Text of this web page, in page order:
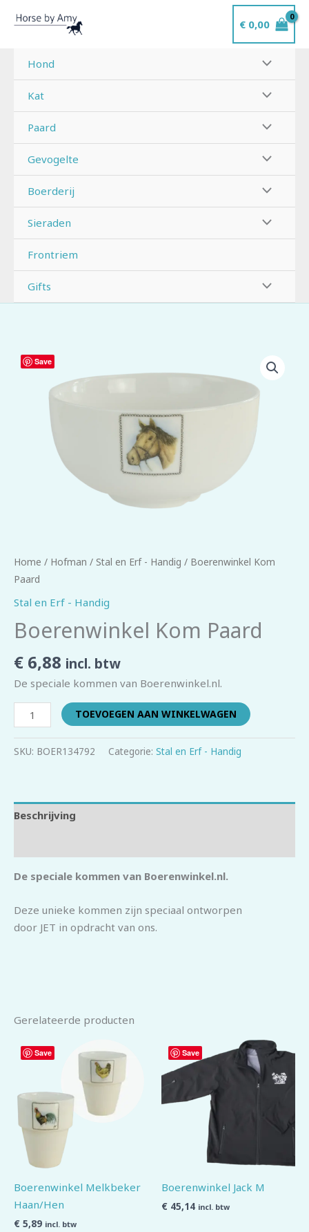
naar
inhoud
€0,00
Hond
Kat
Paard
Gevogelte
Boerderij
Sieraden
Frontriem
Gifts
Save
Home / Hofman / Stal en Erf - Handig / Boerenwinkel Kom
Paard
Stal en Erf - Handig
Boerenwinkel Kom Paard
€ 6,88 incl. btw
De speciale kommen van Boerenwinkel.nl.
Boerenwinkel
Kom
TOEVOEGEN AAN WINKELWAGEN
SKU: BOER134792 Categorie: Stal en Erf - Handig
Beschrijving
De speciale kommen van Boerenwinkel.nl.
Deze unieke kommen zijn speciaal ontworpen
door JET in opdracht van ons.
Gerelateerde producten
Save
Boerenwinkel Melkbeker
Haan/Hen
€ 5,89 incl. btw
Save
Boerenwinkel Jack M
€ 45,14 incl. btw